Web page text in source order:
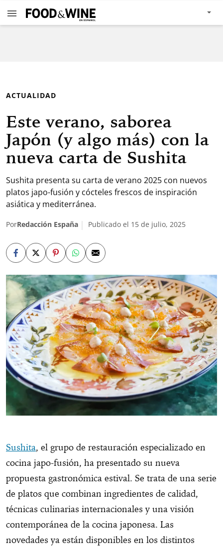
ACTUALIDAD
Este verano, saborea
Japón (y algo más) con la
nueva carta de Sushita
Sushita presenta su carta de verano 2025 con nuevos
platos japo-fusión y cócteles frescos de inspiración
asiática y mediterránea.
PorRedacción España Publicado el 15 de julio, 2025
Sushita, el grupo de restauración especializado en
cocina japo-fusión, ha presentado su nueva
propuesta gastronómica estival. Se trata de una serie
de platos que combinan ingredientes de calidad,
técnicas culinarias internacionales y una visión
contemporánea de la cocina japonesa. Las
novedades ya están disponibles en los distintos